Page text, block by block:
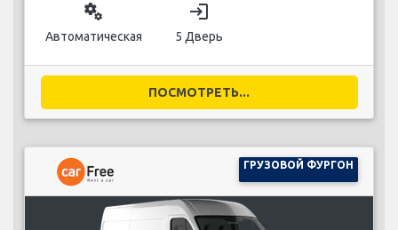
miscellaneous_services
Автоматическая
login
5 Дверь
ПОСМОТРЕТЬ...
ГРУЗОВОЙ ФУРГОН